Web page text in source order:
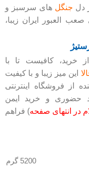
دل جنگل های سرسبز و
صعب العبور ایران زیبا،
خرید، کافیست تا با
این میز زیبا و با کیفیت
از فروشگاه اینترنتی
حضوری و خرید ایمن
در انتهای صفحه) فراهم
5200 گرم